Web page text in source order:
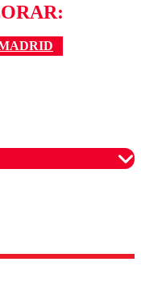
garantizar un